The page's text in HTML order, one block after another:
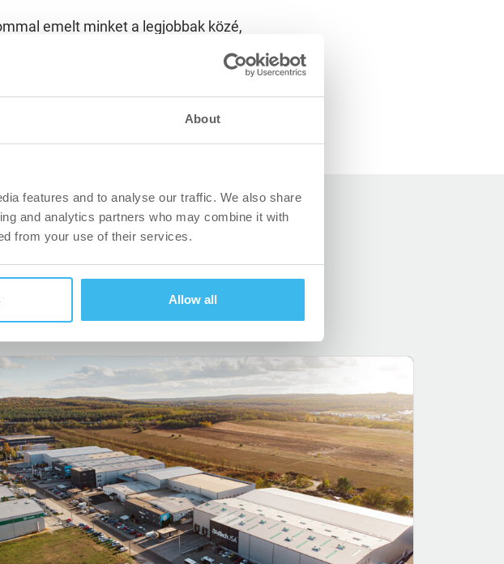
About
features and to analyse our traffic. We also share
and analytics partners who may combine it with
from your use of their services.
Allow all
emelt minket a legjobbak közé,
CIKKEK